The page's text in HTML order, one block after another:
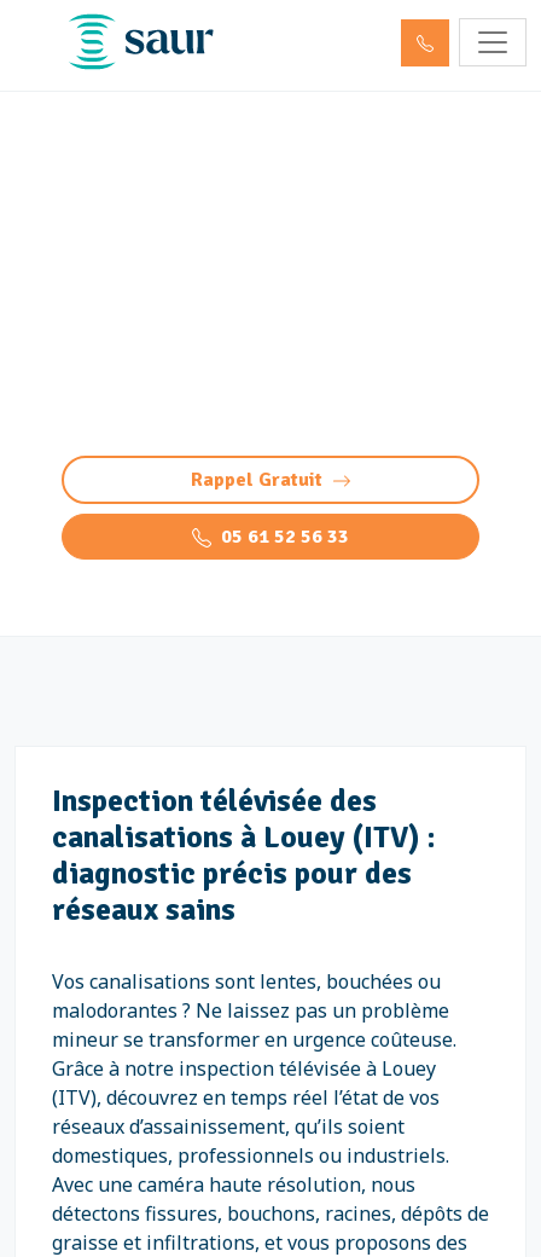
Rappel Gratuit
05 61 52 56 33
Inspection télévisée des
canalisations à Louey (ITV) :
diagnostic précis pour des
réseaux sains
Vos canalisations sont lentes, bouchées ou
malodorantes ? Ne laissez pas un problème
mineur se transformer en urgence coûteuse.
Grâce à notre inspection télévisée à Louey
(ITV), découvrez en temps réel l’état de vos
réseaux d’assainissement, qu’ils soient
domestiques, professionnels ou industriels.
Avec une caméra haute résolution, nous
détectons fissures, bouchons, racines, dépôts de
graisse et infiltrations, et vous proposons des